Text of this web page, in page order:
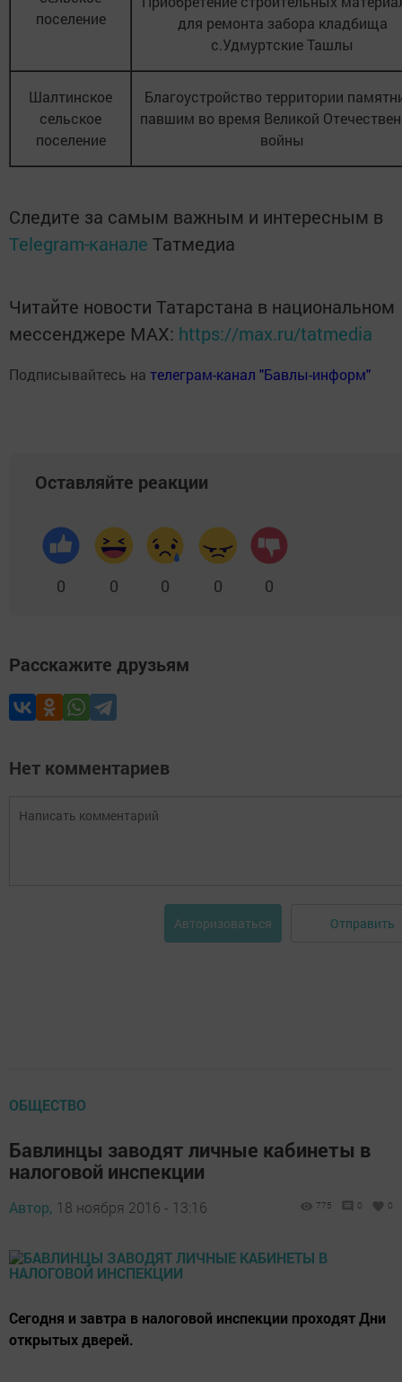
поселение
для ремонта забора кладбища
с.Удмуртские Ташлы
Шалтинское
сельское
поселение
Благоустройство территории
павшим во время Великой
войны
Следите за самым важным и интересным в
Telegram-канале Татмедиа
Читайте новости Татарстана в национальном
мессенджере MАХ: https://max.ru/tatmedia
Подписывайтесь на телеграм-канал "Бавлы-информ"
Оставляйте реакции
0 0 0 0 0
Расскажите друзьям
Нет комментариев
Авторизоваться Отправить
ОБЩЕСТВО
Бавлинцы заводят личные кабинеты в
налоговой инспекции
Автор, 18 ноября 2016 - 13:16 775 0 0
Сегодня и завтра в налоговой инспекции проходят Дни
открытых дверей.